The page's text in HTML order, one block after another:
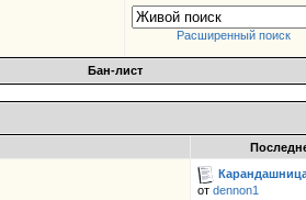
Расширенный поиск
Бан-лист
от dennon1